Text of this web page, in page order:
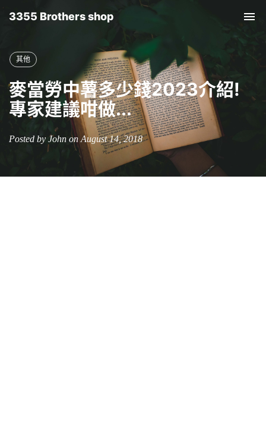
3355 Brothers shop
其他
麥當勞中薯多少錢2023介紹!
專家建議咁做...
Posted by John on August 14, 2018